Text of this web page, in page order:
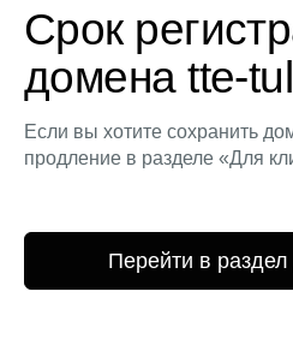
Срок
домена tte-
Если вы хотите сохранить
продление в разделе «Для
Перейти в